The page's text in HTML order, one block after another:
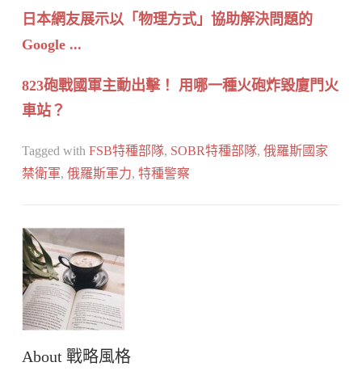
日本網友展示以「物理方式」協助解決問題的
Google ...
823砲戰國軍主動出擊！ 用哪一種火砲炸毀廈門火
車站？
Tagged with FSB特種部隊, SOBR特種部隊, 俄羅斯國家
禁衛軍, 俄羅斯軍力, 特種警察
About 戰略風格